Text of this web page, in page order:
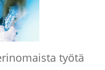
työtä